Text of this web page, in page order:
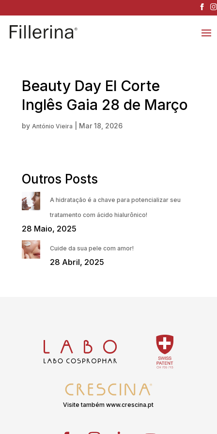
Beauty Day El Corte
Inglês Gaia 28 de Março
by António Vieira Mar 18, 2026
Outros Posts
A hidratação é a chave para potencializar seu
tratamento com ácido hialurônico!
28 Maio, 2025
Cuide da sua pele com amor!
28 Abril, 2025
Visite também www.crescina.pt